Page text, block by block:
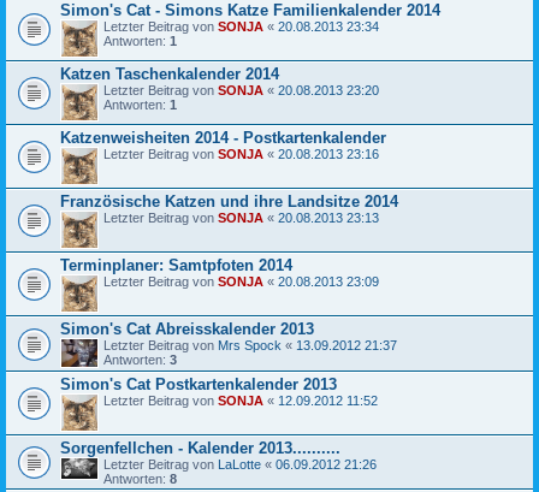
Simon's Cat - Simons Katze Familienkalender 2014
Letzter Beitrag von SONJA « 20.08.2013 23:34
Antworten: 1
Katzen Taschenkalender 2014
Letzter Beitrag von SONJA « 20.08.2013 23:20
Antworten: 1
Katzenweisheiten 2014 - Postkartenkalender
Letzter Beitrag von SONJA « 20.08.2013 23:16
Französische Katzen und ihre Landsitze 2014
Letzter Beitrag von SONJA « 20.08.2013 23:13
Terminplaner: Samtpfoten 2014
Letzter Beitrag von SONJA « 20.08.2013 23:09
Simon's Cat Abreisskalender 2013
Letzter Beitrag von Mrs Spock « 13.09.2012 21:37
Antworten: 3
Simon's Cat Postkartenkalender 2013
Letzter Beitrag von SONJA « 12.09.2012 11:52
Sorgenfellchen - Kalender 2013..........
Letzter Beitrag von LaLotte « 06.09.2012 21:26
Antworten: 8